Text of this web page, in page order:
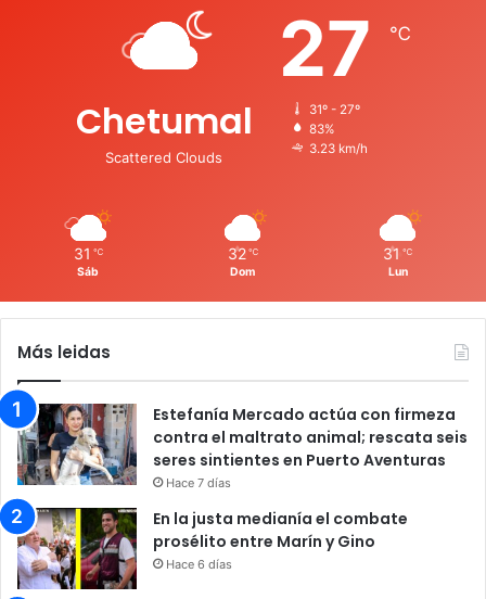
Chetumal
Scattered Clouds
27 ℃
31º - 27º
83%
3.23 km/h
31 ℃
Sáb
32 ℃
Dom
31 ℃
Lun
Más leidas
Estefanía Mercado actúa con firmeza
contra el maltrato animal; rescata seis
seres sintientes en Puerto Aventuras
Hace 7 días
En la justa medianía el combate
prosélito entre Marín y Gino
Hace 6 días